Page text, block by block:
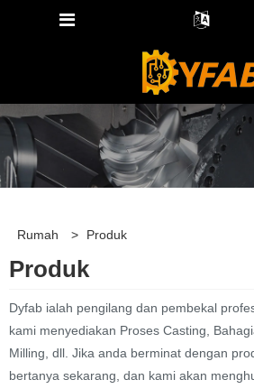
Rumah > Produk
Produk
Dyfab ialah pengilang dan pembekal
kami menyediakan Proses Casting,
Milling, dll. Jika anda berminat dengan
bertanya sekarang, dan kami akan